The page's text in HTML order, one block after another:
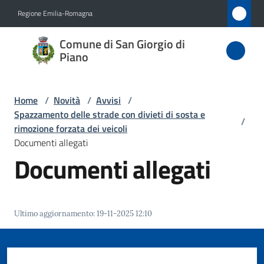
Regione Emilia-Romagna
Comune di San Giorgio di
Piano
Comune
di San
di Piano
Amministrazione
Novità
Servizi
Home / Novità / Avvisi /
Spazzamento delle strade con divieti di sosta e
rimozione forzata dei veicoli
/
Documenti allegati
Documenti allegati
Ultimo aggiornamento:19-11-2025 12:10